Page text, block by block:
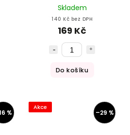
Skladem
140 Kč bez DPH
169 Kč
Do košíku
%
Akce
–29 %